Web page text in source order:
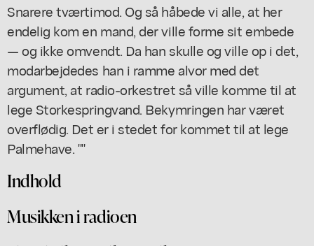
Snarere tværtimod. Og så håbede vi alle, at her
endelig kom en mand, der ville forme sit embede
— og ikke omvendt. Da han skulle og ville op i det,
modarbejdedes han i ramme alvor med det
argument, at radio-orkestret så ville komme til at
lege Storkespringvand. Bekymringen har været
overflødig. Det er i stedet for kommet til at lege
Palmehave. ""
Indhold
Musikken i radioen